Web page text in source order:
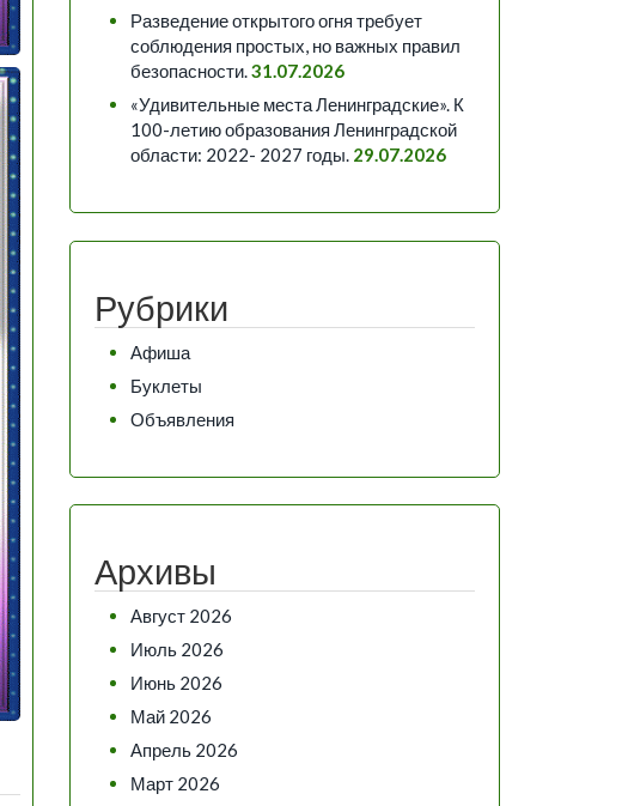
Разведение открытого огня требует
соблюдения простых, но важных правил
безопасности.31.07.2026
«Удивительные места Ленинградские». К
100-летию образования Ленинградской
области: 2022- 2027 годы. 29.07.2026
Рубрики
Афиша
Буклеты
Объявления
Архивы
Август 2026
Июль 2026
Июнь 2026
Май 2026
Апрель 2026
Март 2026